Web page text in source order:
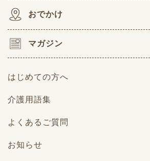
おでかけ
マガジン
はじめての方へ
介護用語集
よくあるご質問
お知らせ